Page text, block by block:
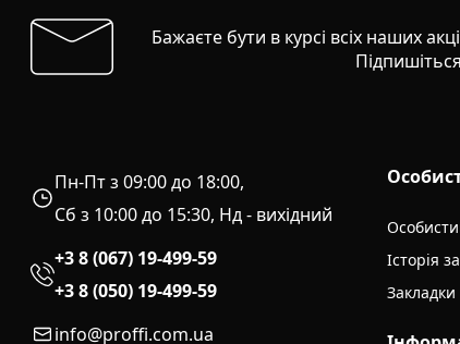
Бажаєте бути в курсі всіх наших
Пн-Пт з 09:00 до 18:00,
Сб з 10:00 до 15:30, Нд - вихідний
+3 8 (067) 19-499-59
+3 8 (050) 19-499-59
info@proffi.com.ua
Історія
Закладки